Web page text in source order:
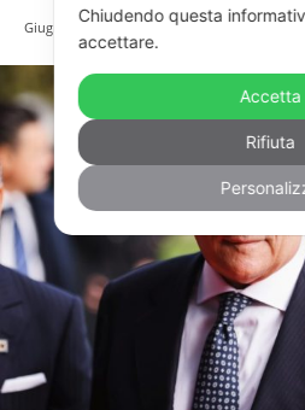
Giugno 18, 2025
Chiudendo questa
accettare.
Accetta
Rifiuta